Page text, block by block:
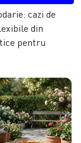
cazi de
din
pentru